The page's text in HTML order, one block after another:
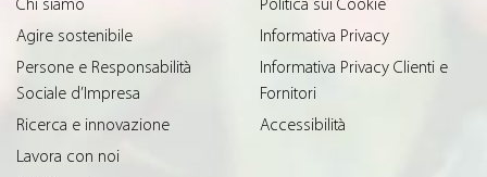
Chi siamo
Agire sostenibile
Persone e Responsabilità
Sociale d’Impresa
Ricerca e innovazione
Lavora con noi
Politica sui Cookie
Informativa Privacy
Informativa Privacy Clienti e
Fornitori
Accessibilità